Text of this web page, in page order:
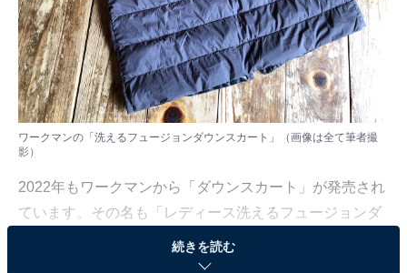
ワークマンの「洗えるフュージョンダウンスカート」（画像は全て筆者撮
影）
2022年もワークマンから「ダウンスカート」が発売され
ています。その名も「レディース洗えるフュージョンダ
ウンスカート（以下、洗えるフュージョンダウンスカー
ト）」。冷えがちな腰回りを保温してくれるあったかア
続きを読む